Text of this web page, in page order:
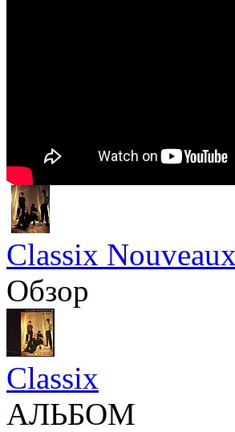
Classix Nouveaux
Обзор
Classix
АЛЬБОМ